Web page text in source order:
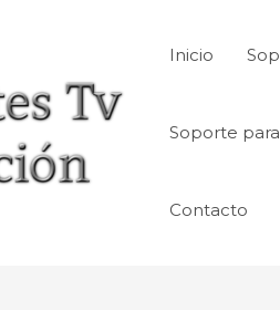
Inicio
Soporte
Contacto